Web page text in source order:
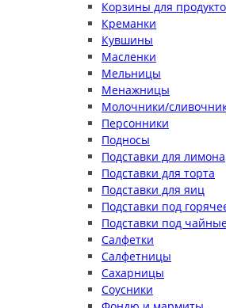
Корзины для
Креманки
Кувшины
Масленки
Мельницы
Менажницы
Молочники/
Персонники
Подносы
Подставки для лимона
Подставки для торта
Подставки для яиц
Подставки под
Подставки под
Салфетки
Салфетницы
Сахарницы
Соусники